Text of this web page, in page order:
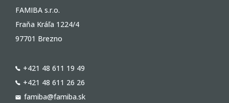
FAMIBA s.r.o.
Fraňa Kráľa 1224/4
97701 Brezno
+421 48 611 19 49
+421 48 611 26 26
famiba@famiba.sk